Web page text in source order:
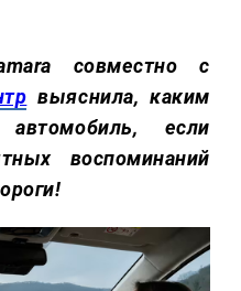
совместно с
выяснила, каким
если
воспоминаний